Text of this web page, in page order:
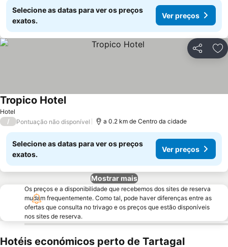
Selecione as datas para ver os preços
exatos.
Ver preços
Partilhar
Hotel
Tropico Hotel
/ Pontuação não disponível a 0.2 km de Centro da cidade
Selecione as datas para ver os preços
exatos.
Ver preços
Mostrar mais
Os preços e a disponibilidade que recebemos dos sites de reserva
mudam frequentemente. Como tal, pode haver diferenças entre as
ofertas que consulta no trivago e os preços que estão disponíveis
nos sites de reserva.
Hotéis económicos perto de Tartagal